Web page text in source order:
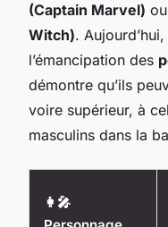
(Captain Marvel) ou
Witch). Aujourd’hui,
l’émancipation des
démontre qu’ils
voire supérieur, à
masculins dans la
👩‍🎤